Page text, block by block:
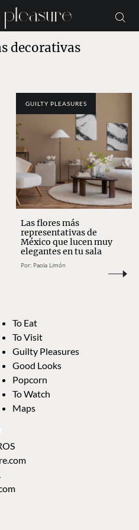
decorativas
GUILTY PLEASURES
Las flores más
representativas de
México que lucen muy
elegantes en tu sala
Por: Paola Limón
To Eat
To Visit
Guilty Pleasures
Good Looks
Popcorn
To Watch
Maps